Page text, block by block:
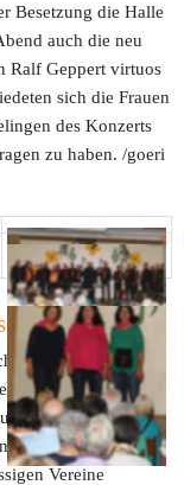
Besetzung die Halle
auch die neu
Ralf Geppert virtuos
sich die Frauen
des Konzerts
zu haben. /goeri
Vereinsrings
des Damokles
sinkt derzeit
beschlossen,
Die Bewirtung an
Vereine